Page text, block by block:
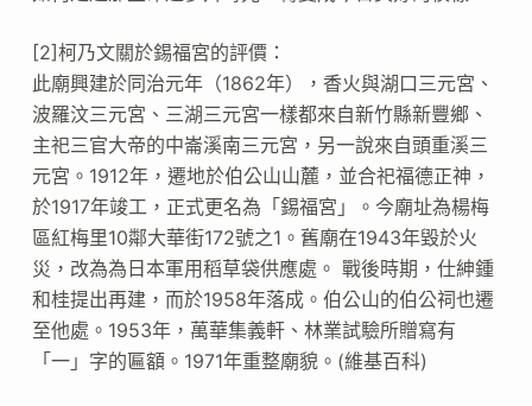
[2]柯乃文關於錫福宮的評價：
此廟興建於同治元年（1862年），香火與湖口三元宮、
波羅汶三元宮、三湖三元宮一樣都來自新竹縣新豐鄉、
主祀三官大帝的中崙溪南三元宮，另一說來自頭重溪三
元宮。1912年，遷地於伯公山山麓，並合祀福德正神，
於1917年竣工，正式更名為「錫福宮」。今廟址為楊梅
區紅梅里10鄰大華街172號之1。舊廟在1943年毀於火
災，改為為日本軍用稻草袋供應處。 戰後時期，仕紳鍾
和桂提出再建，而於1958年落成。伯公山的伯公祠也遷
至他處。1953年，萬華集義軒、林業試驗所贈寫有
「一」字的匾額。1971年重整廟貌。(維基百科)